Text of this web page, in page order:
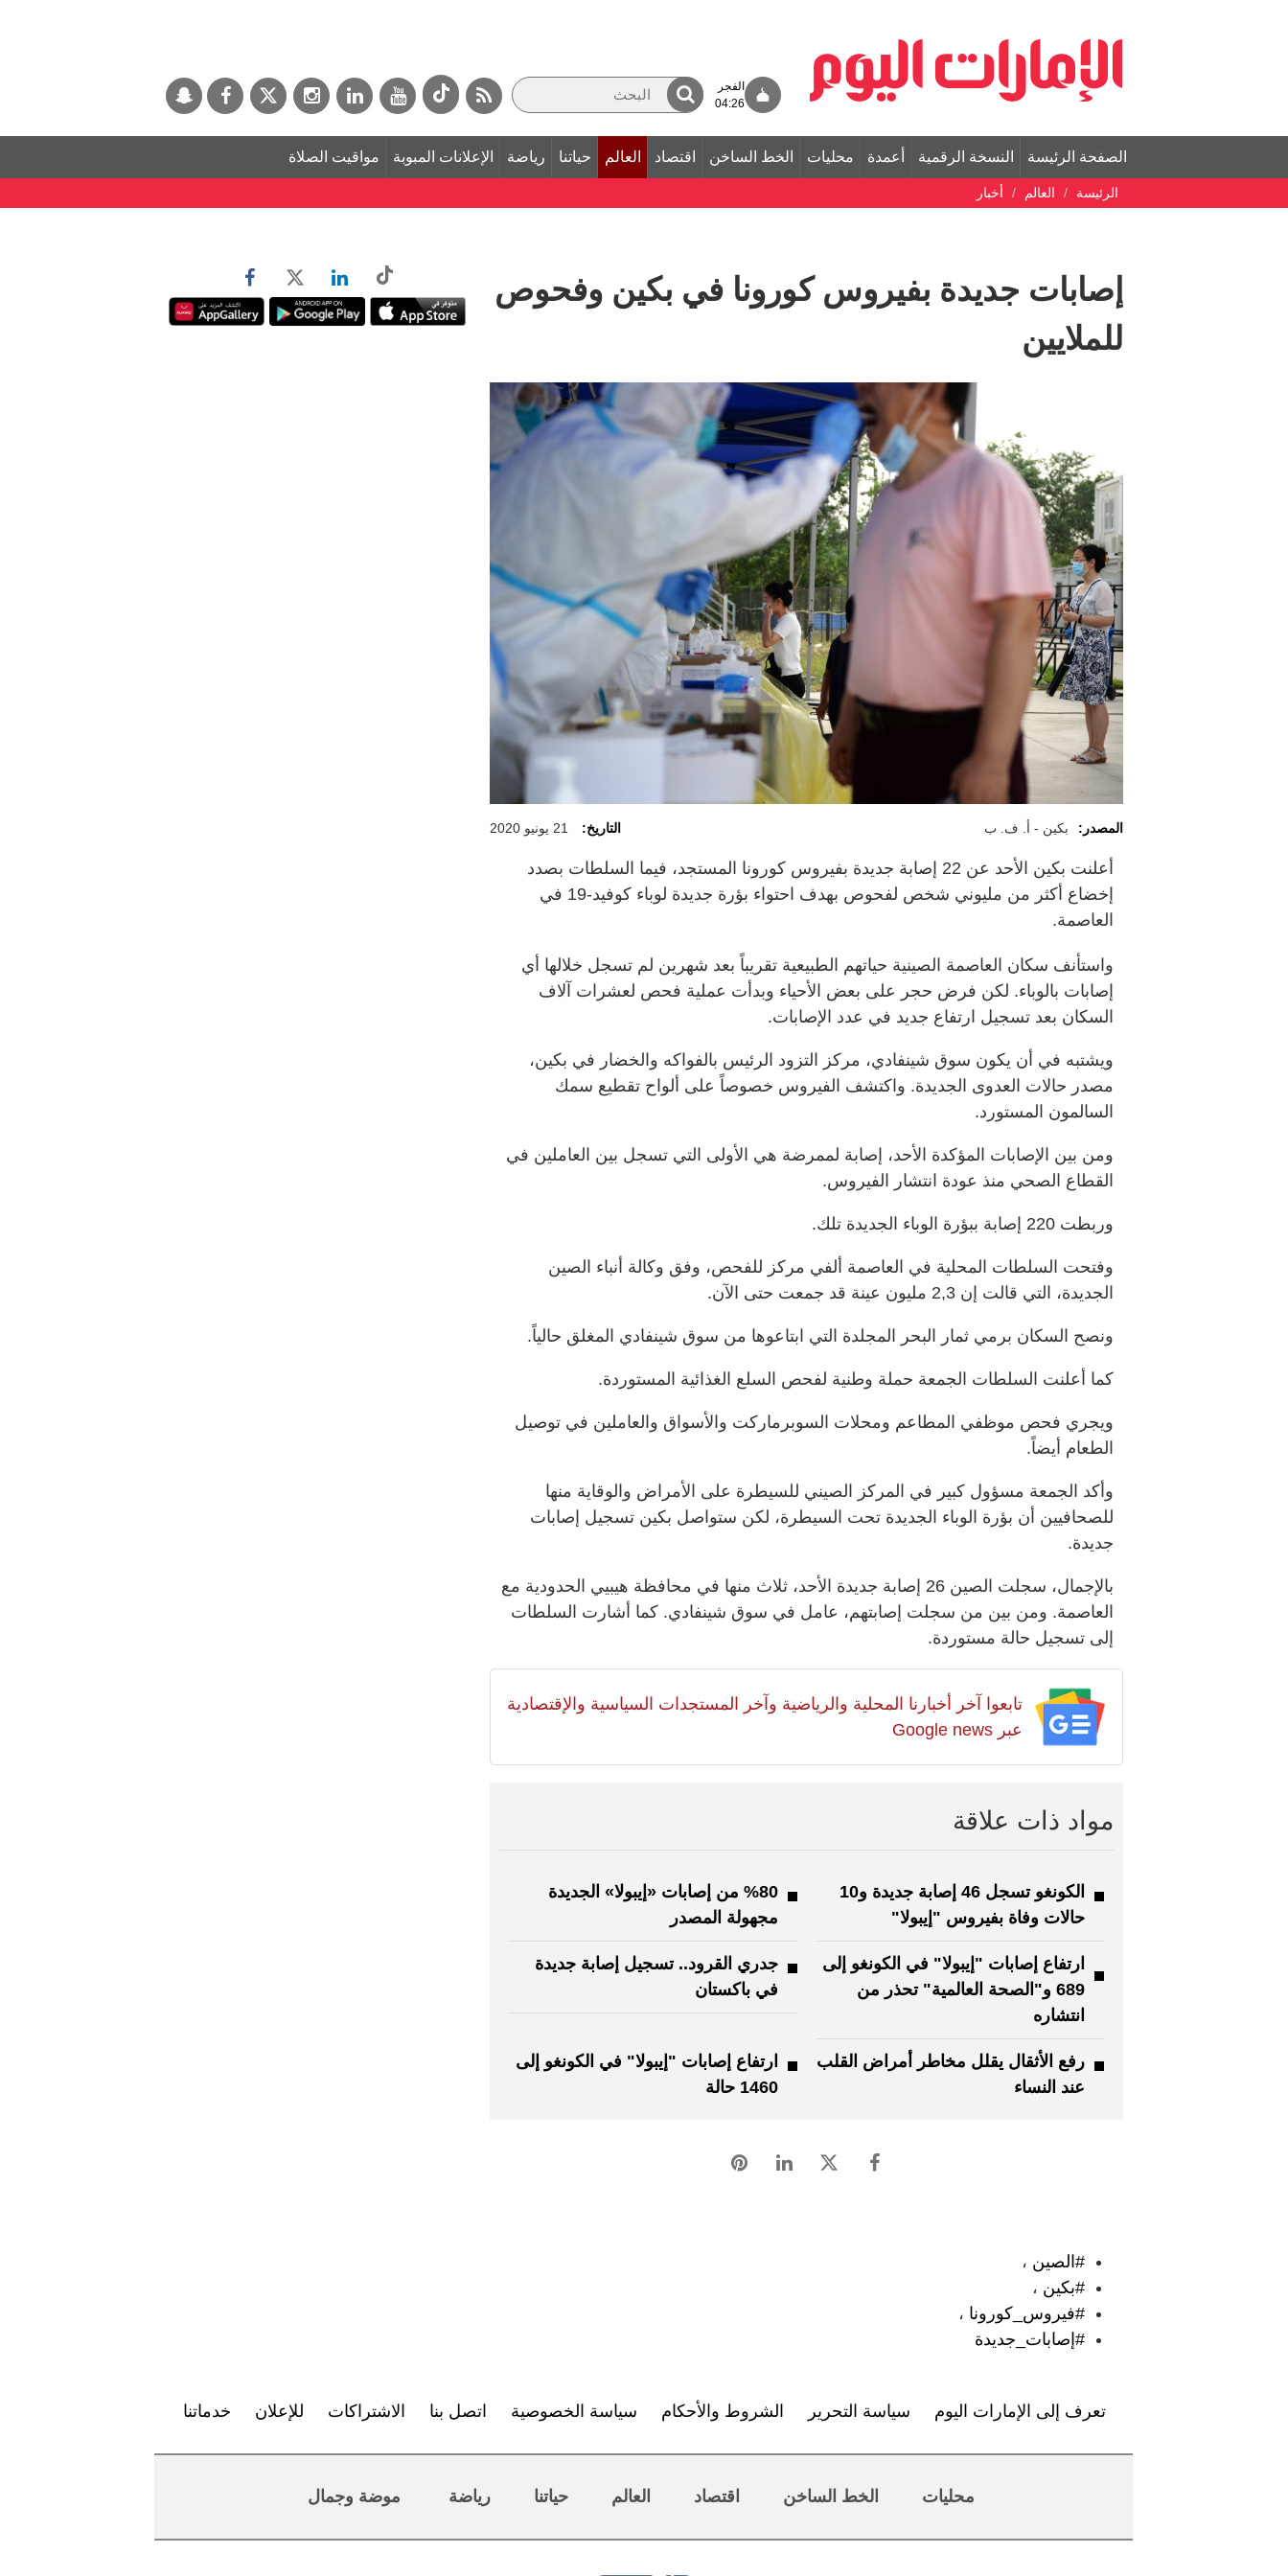
الفجر
04:26
الصفحة الرئيسة النسخة الرقمية أعمدة محليات الخط الساخن اقتصاد العالم حياتنا رياضة الإعلانات المبوبة مواقيت الصلاة
الرئيسة العالم أخبار
إصابات جديدة بفيروس كورونا في بكين وفحوص
للملايين
المصدر: بكين - أ. ف. ب التاريخ: 21 يونيو 2020
أعلنت بكين الأحد عن 22 إصابة جديدة بفيروس كورونا المستجد، فيما السلطات بصدد
إخضاع أكثر من مليوني شخص لفحوص بهدف احتواء بؤرة جديدة لوباء كوفيد-19 في
العاصمة.
واستأنف سكان العاصمة الصينية حياتهم الطبيعية تقريباً بعد شهرين لم تسجل خلالها أي
إصابات بالوباء. لكن فرض حجر على بعض الأحياء وبدأت عملية فحص لعشرات آلاف
السكان بعد تسجيل ارتفاع جديد في عدد الإصابات.
ويشتبه في أن يكون سوق شينفادي، مركز التزود الرئيس بالفواكه والخضار في بكين،
مصدر حالات العدوى الجديدة. واكتشف الفيروس خصوصاً على ألواح تقطيع سمك
السالمون المستورد.
ومن بين الإصابات المؤكدة الأحد، إصابة لممرضة هي الأولى التي تسجل بين العاملين في
القطاع الصحي منذ عودة انتشار الفيروس.
وربطت 220 إصابة ببؤرة الوباء الجديدة تلك.
وفتحت السلطات المحلية في العاصمة ألفي مركز للفحص، وفق وكالة أنباء الصين
الجديدة، التي قالت إن 2,3 مليون عينة قد جمعت حتى الآن.
ونصح السكان برمي ثمار البحر المجلدة التي ابتاعوها من سوق شينفادي المغلق حالياً.
كما أعلنت السلطات الجمعة حملة وطنية لفحص السلع الغذائية المستوردة.
ويجري فحص موظفي المطاعم ومحلات السوبرماركت والأسواق والعاملين في توصيل
الطعام أيضاً.
وأكد الجمعة مسؤول كبير في المركز الصيني للسيطرة على الأمراض والوقاية منها
للصحافيين أن بؤرة الوباء الجديدة تحت السيطرة، لكن ستواصل بكين تسجيل إصابات
جديدة.
بالإجمال، سجلت الصين 26 إصابة جديدة الأحد، ثلاث منها في محافظة هيبيي الحدودية مع
العاصمة. ومن بين من سجلت إصابتهم، عامل في سوق شينفادي. كما أشارت السلطات
إلى تسجيل حالة مستوردة.
تابعوا آخر أخبارنا المحلية والرياضية وآخر المستجدات السياسية والإقتصادية
عبر Google news
مواد ذات علاقة
حالات وفاة بفيروس "إيبولا"
%80 من إصابات «إيبولا» الجديدة
مجهولة المصدر
ارتفاع إصابات "إيبولا" في الكونغو إلى
689 و"الصحة العالمية" تحذر من
انتشاره
جدري القرود.. تسجيل إصابة جديدة
في باكستان
رفع الأثقال يقلل مخاطر أمراض القلب
عند النساء
ارتفاع إصابات "إيبولا" في الكونغو إلى
1460 حالة
#الصين ،
#بكين ،
#فيروس_كورونا ،
#إصابات_جديدة
تعرف إلى الإمارات اليوم سياسة التحرير الشروط والأحكام سياسة الخصوصية اتصل بنا الاشتراكات للإعلان خدماتنا
محليات الخط الساخن اقتصاد العالم حياتنا رياضة موضة وجمال